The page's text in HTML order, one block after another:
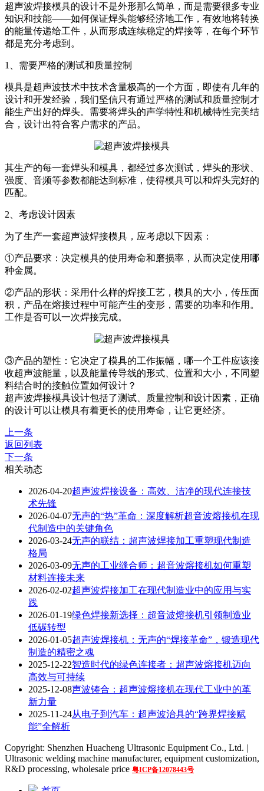
超声波焊接模具的设计不是外形那么简单，而是需要很多专业
知识和技能——如何保证焊头能够经济地工作，有效地将转换
的能量传递给工件，从而形成连续稳定的焊接等，在每个环节
都是充分考虑到。
1、需要严格的测试和质量控制
模具是超声波技术中技术含量极高的一个方面，即使有几年的
设计和开发经验，我们坚信只有通过严格的测试和质量控制才
能生产出好的焊头。需要将焊头的声学特性和机械特性完美结
合，设计出符合客户需求的产品。
其生产的每一套焊头和模具，都经过多次测试，焊头的形状、
强度、音频等参数都能达到标准，使得模具可以和焊头完好的
匹配。
2、考虑设计因素
为了生产一套超声波焊接模具，应考虑以下因素：
①产品要求：决定模具的使用寿命和磨损率，从而决定使用哪
种金属。
②产品的形状：采用什么样的焊接工艺，模具的大小，传压面
积，产品在熔接过程中可能产生的变形，需要的功率和作用。
工作是否可以一次焊接完成。
③产品的塑性：它决定了模具的工作振幅，哪一个工件应该接
收超声波能量，以及能量传导线的形式、位置和大小，不同塑
料结合时的接触位置如何设计？
超声波焊接模具设计包括了测试、质量控制和设计因素，正确
的设计可以让模具有着更长的使用寿命，让它更经济。
上一条
返回列表
下一条
相关动态
2026-04-20超声波焊接设备：高效、洁净的现代连接技
术先锋
2026-04-07无声的“热”革命：深度解析超音波熔接机在现
代制造中的关键角色
2026-03-24无声的联结：超声波焊接加工重塑现代制造
格局
2026-03-09无声的工业缝合师：超音波熔接机如何重塑
材料连接未来
2026-02-02超声波焊接加工在现代制造业中的应用与实
践
2026-01-19绿色焊接新选择：超音波熔接机引领制造业
低碳转型
2026-01-05超声波焊接机：无声的“焊接革命”，锻造现代
制造的精密之魂
2025-12-22智造时代的绿色连接者：超声波熔接机迈向
高效与可持续
2025-12-08声波铸合：超声波熔接机在现代工业中的革
新力量
2025-11-24从电子到汽车：超声波治具的“跨界焊接赋
能”全解析
Copyright: Shenzhen Huacheng Ultrasonic Equipment Co., Ltd. |
Ultrasonic welding machine manufacturer, equipment customization,
R&D processing, wholesale price 粤ICP备12078443号